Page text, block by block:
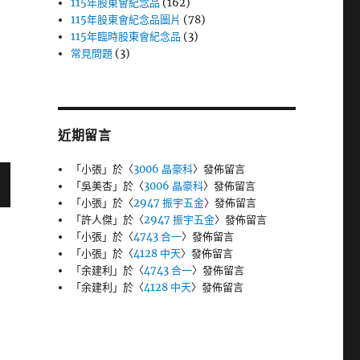
115年股東會紀念品 (162)
115年股東會紀念品圖片 (78)
115年臨時股東會紀念品 (3)
常見問題 (3)
近期留言
「小張」於〈3006 晶豪科〉發佈留言
「吳美杏」於〈3006 晶豪科〉發佈留言
「小張」於〈2947 振宇五金〉發佈留言
「許人傑」於〈2947 振宇五金〉發佈留言
「小張」於〈4743 合一〉發佈留言
「小張」於〈4128 中天〉發佈留言
「余建利 」於〈4743 合一〉發佈留言
「余建利 」於〈4128 中天〉發佈留言